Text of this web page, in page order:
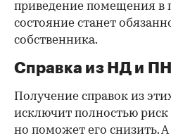
приведение помещения в
состояние станет
собственника.
Справка из НД и
Получение справок из
исключит полностью
но поможет его снизить. А